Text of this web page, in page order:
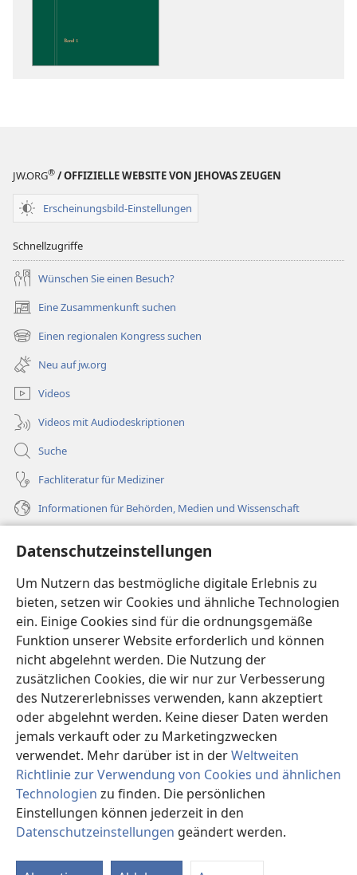
Datenschutzeinstellungen
Um Nutzern das bestmögliche digitale Erlebnis zu
bieten, setzen wir Cookies und ähnliche Technologien
ein. Einige Cookies sind für die ordnungsgemäße
Funktion unserer Website erforderlich und können
nicht abgelehnt werden. Die Nutzung der
zusätzlichen Cookies, die wir nur zur Verbesserung
des Nutzererlebnisses verwenden, kann akzeptiert
oder abgelehnt werden. Keine dieser Daten werden
jemals verkauft oder zu Marketingzwecken
verwendet. Mehr darüber ist in derWeltweiten
Richtlinie zur Verwendung von Cookies und ähnlichen
Technologien zu finden. Die persönlichen
Einstellungen können jederzeit in den
Datenschutzeinstellungen geändert werden.
JW.ORG® / OFFIZIELLE WEBSITE VON JEHOVAS ZEUGEN
Erscheinungsbild-Einstellungen
Schnellzugriffe
Wünschen Sie einen Besuch?
Eine Zusammenkunft suchen
(öffnet
neues
Fenster)
Einen regionalen Kongress suchen
(öffnet
neues
Fenster)
Neu auf jw.org
Videos
Videos mit Audiodeskriptionen
Suche
Fachliteratur für Mediziner
Informationen für Behörden, Medien und Wissenschaft
Spenden
(öffnet
neues
Fenster)Wachtturm ONLINE-BIBLIOTHEK
(öffnet
neues
Fenster)JW Hub®
(öffnet
neues
Fenster)JW Library
Watchtower Library ®
Copyright© 2026 Watch Tower Bible and Tract Society of Pennsylvania.
NUTZUNGSBEDINGUNGEN
DATENSCHUTZERKLÄRUNG
DATENSCHUTZEINSTELLUNGEN